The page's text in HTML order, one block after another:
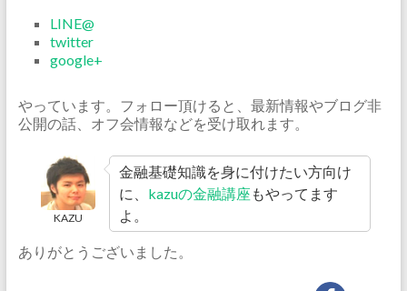
LINE@
twitter
google+
やっています。フォロー頂けると、最新情報やブログ非
公開の話、オフ会情報などを受け取れます。
KAZU
金融基礎知識を身に付けたい方向け
に、 kazuの金融講座 もやってます
よ。
ありがとうございました。